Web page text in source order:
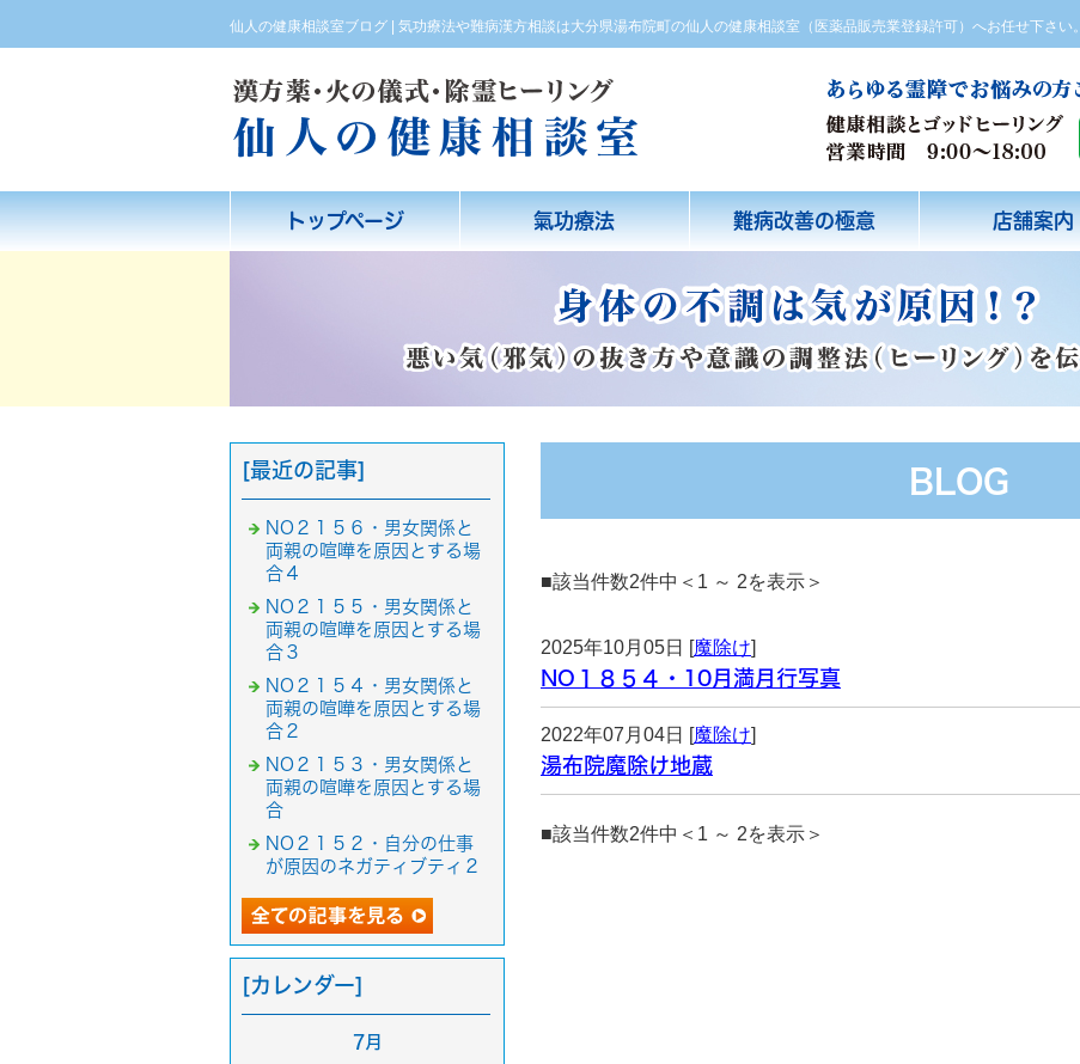
仙人の健康相談室ブログ | 気功療法や難病漢方相談は大分県湯布院町の仙人の健康相談室（医薬品販売業登録許可）へお任せ下さい。
トップページ 氣功療法 難病改善の極意 店舗案内
BLOG
■該当件数2件中＜1 ～ 2を表示＞
2025年10月05日 [魔除け]
NO１８５４・10月満月行写真
2022年07月04日 [魔除け]
湯布院魔除け地蔵
■該当件数2件中＜1 ～ 2を表示＞
[最近の記事]
NO２１５６・男女関係と
両親の喧嘩を原因とする場
合４
NO２１５５・男女関係と
両親の喧嘩を原因とする場
合３
NO２１５４・男女関係と
両親の喧嘩を原因とする場
合２
NO２１５３・男女関係と
両親の喧嘩を原因とする場
合
NO２１５２・自分の仕事
が原因のネガティブティ２
[カレンダー]
7月